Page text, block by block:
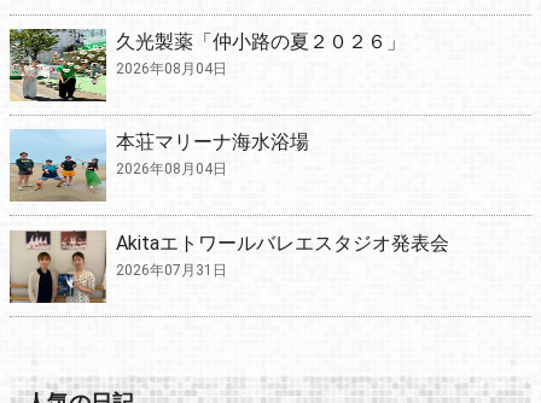
久光製薬「仲小路の夏２０２６」
2026年08月04日
本荘マリーナ海水浴場
2026年08月04日
Akitaエトワールバレエスタジオ発表会
2026年07月31日